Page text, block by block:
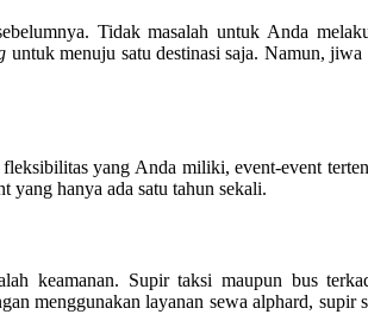
Tidak masalah untuk Anda
untuk menuju satu destinasi saja. Namun, jiwa
yang Anda miliki, event-event
yang hanya ada satu tahun sekali.
keamanan. Supir taksi maupun bus
menggunakan layanan sewa alphard, supir